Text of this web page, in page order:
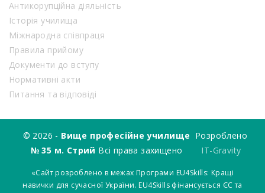
Антикорупційна діяльність
Історія училища
Міжнародна співпраця
Правила прийому
Документи до вступу
Нормативні акти
Питання та відповіді
© 2026 - Вище професійне училище
№ 35 м. Стрий Всі права захищено
Розроблено
IT-Gravity
«Сайт розроблено в межах Програми EU4Skills: Кращі
навички для сучасної України. EU4Skills фінансується ЄС та